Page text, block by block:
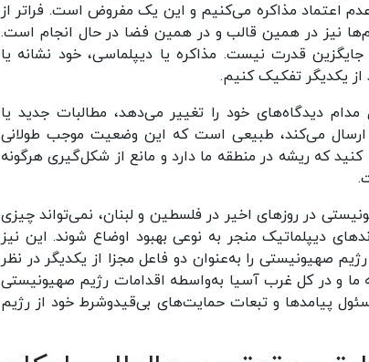
اعتماد مذاکره می‌کنیم و این یک مفروض است. فراتر از
نیز در همین قالب و در همین فضا در حال انجام است.
جایگزین قدرت نیست. مذاکره یا دیپلماسی، خود نشانه یا
یکدیگر تفکیک کنیم.
دیدگاه‌های خود را تغییر می‌دهد، مطالبات جدید یا
می‌کند، طبیعی است که این وضعیت موجب طولانی
که ریشه در منطقه ما دارد و مانع از شکل‌گیری هرگونه
در روزهای اخیر در فلسطین و لبنان، نمی‌تواند چیزی
دیپلماتیک منجر به نوعی بهبود اوضاع شوند. این نیز
صهیونیستی را به‌عنوان دو فاعل مجزا از یکدیگر در نظر
ما و در کل غرب آسیا به‌واسطه اقدامات رژیم صهیونیستی
پیامدها و تبعات حمایت‌های بی‌قیدوشرط خود از رژیم